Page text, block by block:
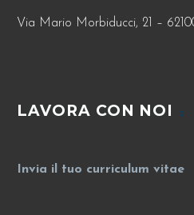
Via Mario Morbiducci, 21 –
LAVORA CON NOI
Invia il tuo curriculum vitae